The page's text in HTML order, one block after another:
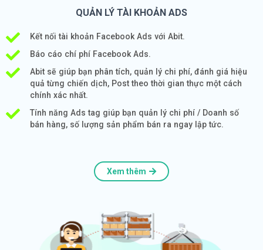
QUẢN LÝ TÀI KHOẢN ADS
Kết nối tài khoản Facebook Ads với Abit.
Báo cáo chí phí Facebook Ads.
Abit sẽ giúp bạn phân tích, quản lý chi phí, đánh giá hiệu
quả từng chiến dịch, Post theo thời gian thực một cách
chính xác nhất.
Tính năng Ads tag giúp bạn quản lý chi phí / Doanh số
bán hàng, số lượng sản phẩm bán ra ngay lập tức.
Xem thêm